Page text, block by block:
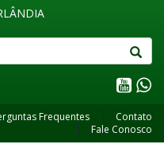
Frequentes
Contato
Fale Conosco